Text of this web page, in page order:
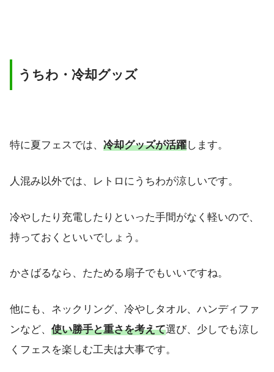
うちわ・冷却グッズ
特に夏フェスでは、 冷却グッズが活躍します。
人混み以外では、レトロにうちわが涼しいです。
冷やしたり充電したりといった手間がなく軽いので、
持っておくといいでしょう。
かさばるなら、たためる扇子でもいいですね。
他にも、ネックリング、冷やしタオル、ハンディファ
ンなど、 使い勝手と重さを考えて選び、少しでも涼し
くフェスを楽しむ工夫は大事です。